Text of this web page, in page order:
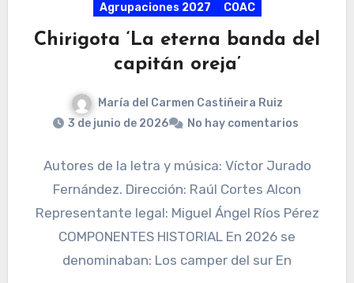
Agrupaciones 2027 COAC
Chirigota ‘La eterna banda del
capitán oreja’
María del Carmen Castiñeira Ruiz
3 de junio de 2026
No hay comentarios
Autores de la letra y música: Víctor Jurado
Fernández. Dirección: Raúl Cortes Alcon
Representante legal: Miguel Ángel Ríos Pérez
COMPONENTES HISTORIAL En 2026 se
denominaban: Los camper del sur En